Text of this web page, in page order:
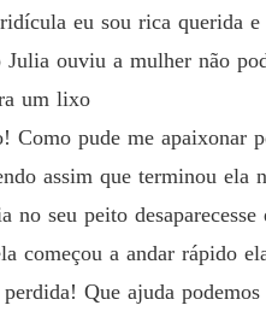
eu sou rica querida
ouviu a mulher não
um lixo
Como pude me apaixonar
assim que terminou ela
no seu peito
começou a andar rápido
Que ajuda